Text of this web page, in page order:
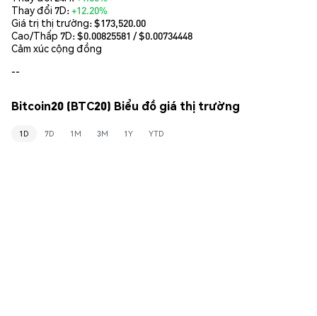
Thay đổi 7D:+12.20%
Giá trị thị trường:$173,520.00
Cao/Thấp 7D: $0.00825581 / $0.00734448
Cảm xúc cộng đồng
--
Bitcoin20 (BTC20) Biểu đồ giá thị trường
1D 7D 1M 3M 1Y YTD